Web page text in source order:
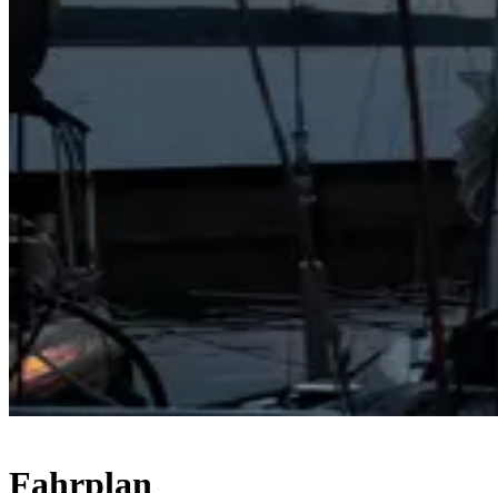
Fahrplan